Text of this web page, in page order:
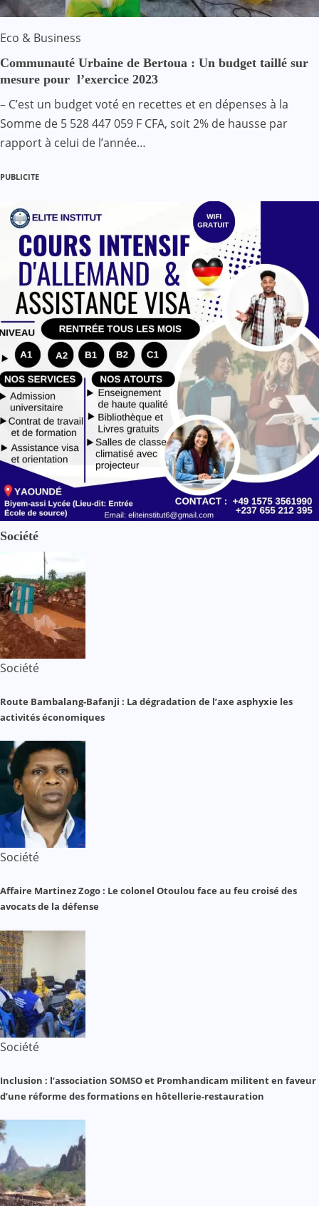
Eco & Business
Communauté Urbaine de Bertoua : Un budget taillé sur
mesure pour l’exercice 2023
– C’est un budget voté en recettes et en dépenses à la
Somme de 5 528 447 059 F CFA, soit 2% de hausse par
rapport à celui de l’année…
PUBLICITE
Société
Société
Route Bambalang-Bafanji : La dégradation de l’axe asphyxie les
activités économiques
Société
Affaire Martinez Zogo : Le colonel Otoulou face au feu croisé des
avocats de la défense
Société
Inclusion : l’association SOMSO et Promhandicam militent en faveur
d’une réforme des formations en hôtellerie-restauration